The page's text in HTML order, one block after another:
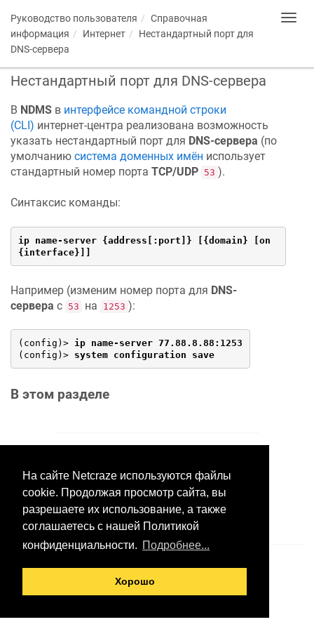
На сайте Netcraze используются файлы
cookie. Продолжая просмотр сайта, вы
разрешаете их использование, а также
соглашаетесь с нашей Политикой
конфиденциальности. Подробнее...
Хорошо
Руководство пользователя
Справочная
информация
Интернет
Нестандартный порт для
DNS-сервера
Нестандартный порт для DNS-сервера
В NDMS в интерфейсе командной строки
(CLI) интернет-центра реализована возможность
указать нестандартный порт для DNS-сервера (по
умолчанию система доменных имён использует
стандартный номер порта TCP/UDP 53 ).
Синтаксис команды:
ip name-server {address[:port]} [{domain} [on
{interface}]]
Например (изменим номер порта для DNS-
сервера с 53 на 1253 ):
(config)> ip name-server 77.88.8.88:1253
(config)> system configuration save
В этом разделе
Нажмите здесь, чтобы
предложить правки.
© 2026 ООО «Неткрейз»